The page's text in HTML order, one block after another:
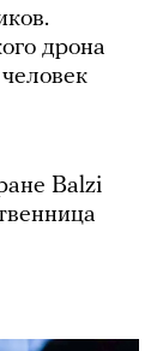
дрона
Balzi